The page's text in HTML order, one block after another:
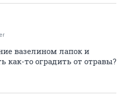
вазелином лапок и
как-то оградить от отравы?